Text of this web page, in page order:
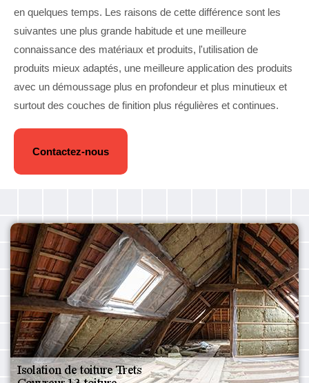
en quelques temps. Les raisons de cette différence sont les
suivantes une plus grande habitude et une meilleure
connaissance des matériaux et produits, l'utilisation de
produits mieux adaptés, une meilleure application des produits
avec un démoussage plus en profondeur et plus minutieux et
surtout des couches de finition plus régulières et continues.
Contactez-nous